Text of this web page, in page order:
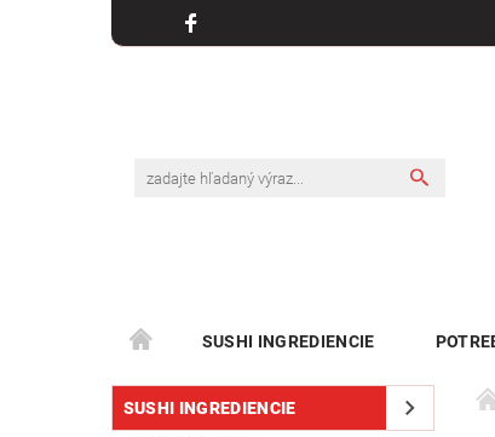
SUSHI INGREDIENCIE
SUSHI INGREDIENCIE